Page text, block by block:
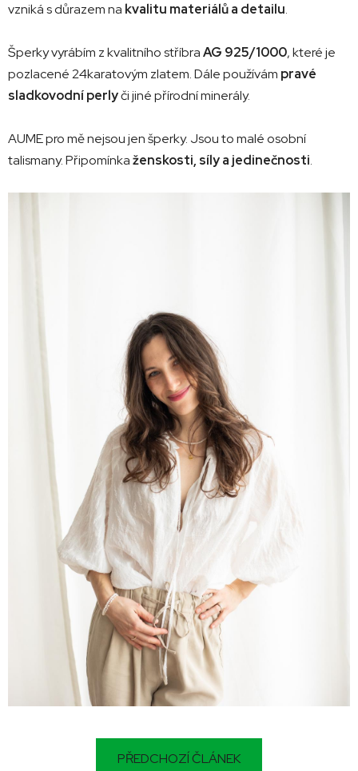
vzniká s důrazem na kvalitu materiálů a detailu.
Šperky vyrábím z kvalitního stříbraAG 925/1000, které je
pozlacené 24karatovým zlatem. Dále používám pravé
sladkovodní perlyči jiné přírodní minerály.
AUME pro mě nejsou jen šperky. Jsou to malé osobní
talismany. Připomínkaženskosti, síly a jedinečnosti.
PŘEDCHOZÍ ČLÁNEK